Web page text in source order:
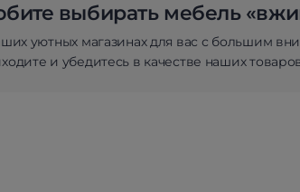
выбирать мебель
уютных магазинах для вас с большим
и убедитесь в качестве наших